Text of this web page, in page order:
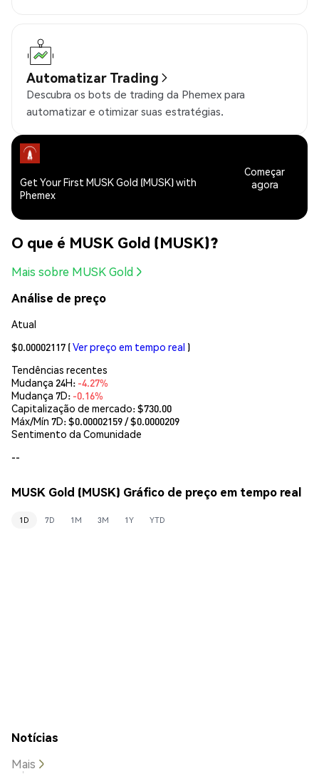
Automatizar Trading
Descubra os bots de trading da Phemex para
automatizar e otimizar suas estratégias.
Get Your First MUSK Gold (MUSK) with
Phemex
Começar
agora
O que é MUSK Gold (MUSK)?
Mais sobre MUSK Gold
Análise de preço
Atual
$0.00002117 (Ver preço em tempo real )
Tendências recentes
Mudança 24H: -4.27%
Mudança 7D: -0.16%
Capitalização de mercado:$730.00
Máx/Mín 7D: $0.00002159/ $0.0000209
Sentimento da Comunidade
--
MUSK Gold (MUSK) Gráfico de preço em tempo real
1D 7D 1M 3M 1Y YTD
Notícias
Mais